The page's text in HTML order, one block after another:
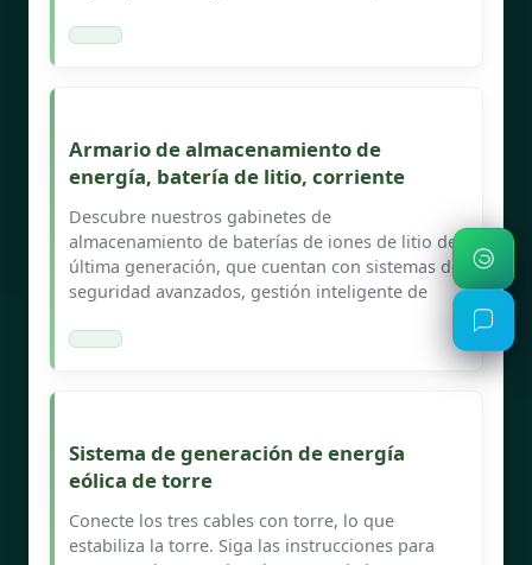
Armario de almacenamiento de
energía, batería de litio, corriente
Descubre nuestros gabinetes de
almacenamiento de baterías de iones de litio de
última generación, que cuentan con sistemas de
seguridad avanzados, gestión inteligente de
Sistema de generación de energía
eólica de torre
Conecte los tres cables con torre, lo que
estabiliza la torre. Siga las instrucciones para